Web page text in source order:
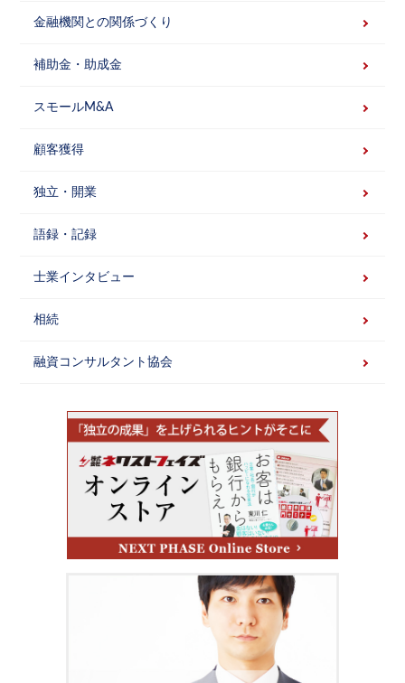
金融機関との関係づくり
補助金・助成金
スモールM&A
顧客獲得
独立・開業
語録・記録
士業インタビュー
相続
融資コンサルタント協会